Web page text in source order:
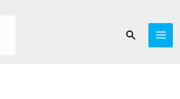
Buscar